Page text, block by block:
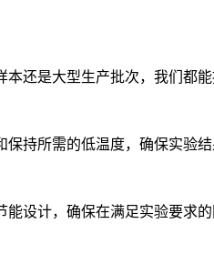
还是大型生产批次，我们都能
持所需的低温度，确保实验结
设计，确保在满足实验要求的